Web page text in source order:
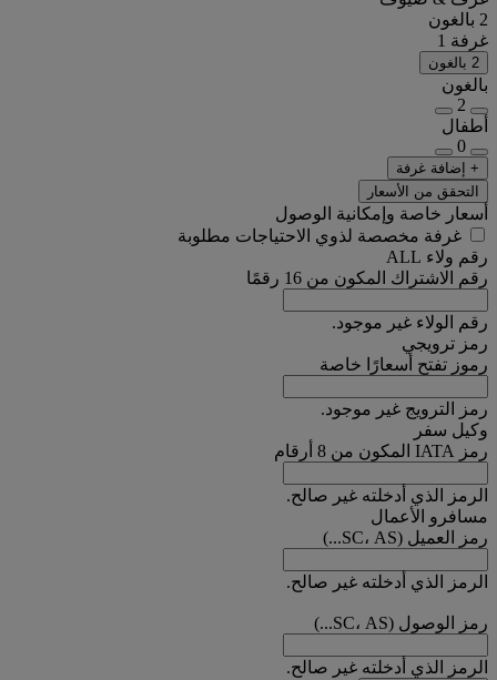
2 بالغون
غرفة 1
2 بالغون
بالغون
2
أطفال
0
+ إضافة غرفة
التحقق من الأسعار
أسعار خاصة وإمكانية الوصول
غرفة مخصصة لذوي الاحتياجات مطلوبة
رقم ولاء ALL
رقم الاشتراك المكون من 16 رقمًا
رقم الولاء غير موجود.
رمز ترويجي
رموز تفتح أسعارًا خاصة
رمز الترويج غير موجود.
وكيل سفر
رمز IATA المكون من 8 أرقام
الرمز الذي أدخلته غير صالح.
مسافرو الأعمال
رمز العميل (SC، AS...)
الرمز الذي أدخلته غير صالح.
رمز الوصول (SC، AS...)
الرمز الذي أدخلته غير صالح.